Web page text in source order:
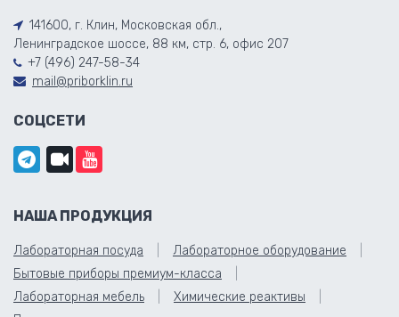
141600, г. Клин, Московская обл.,
Ленинградское шоссе, 88 км, стр. 6, офис 207
+7 (496) 247-58-34
mail@priborklin.ru
СОЦСЕТИ
НАША ПРОДУКЦИЯ
Лабораторная посуда
Лабораторное оборудование
Бытовые приборы премиум-класса
Лабораторная мебель
Химические реактивы